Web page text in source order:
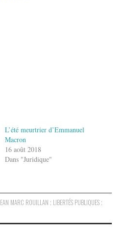
L’été meurtrier d’Emmanuel
Macron
16 août 2018
Dans "Juridique"
MARC ROUILLAN ; LIBERTÉS PUBLIQUES ;